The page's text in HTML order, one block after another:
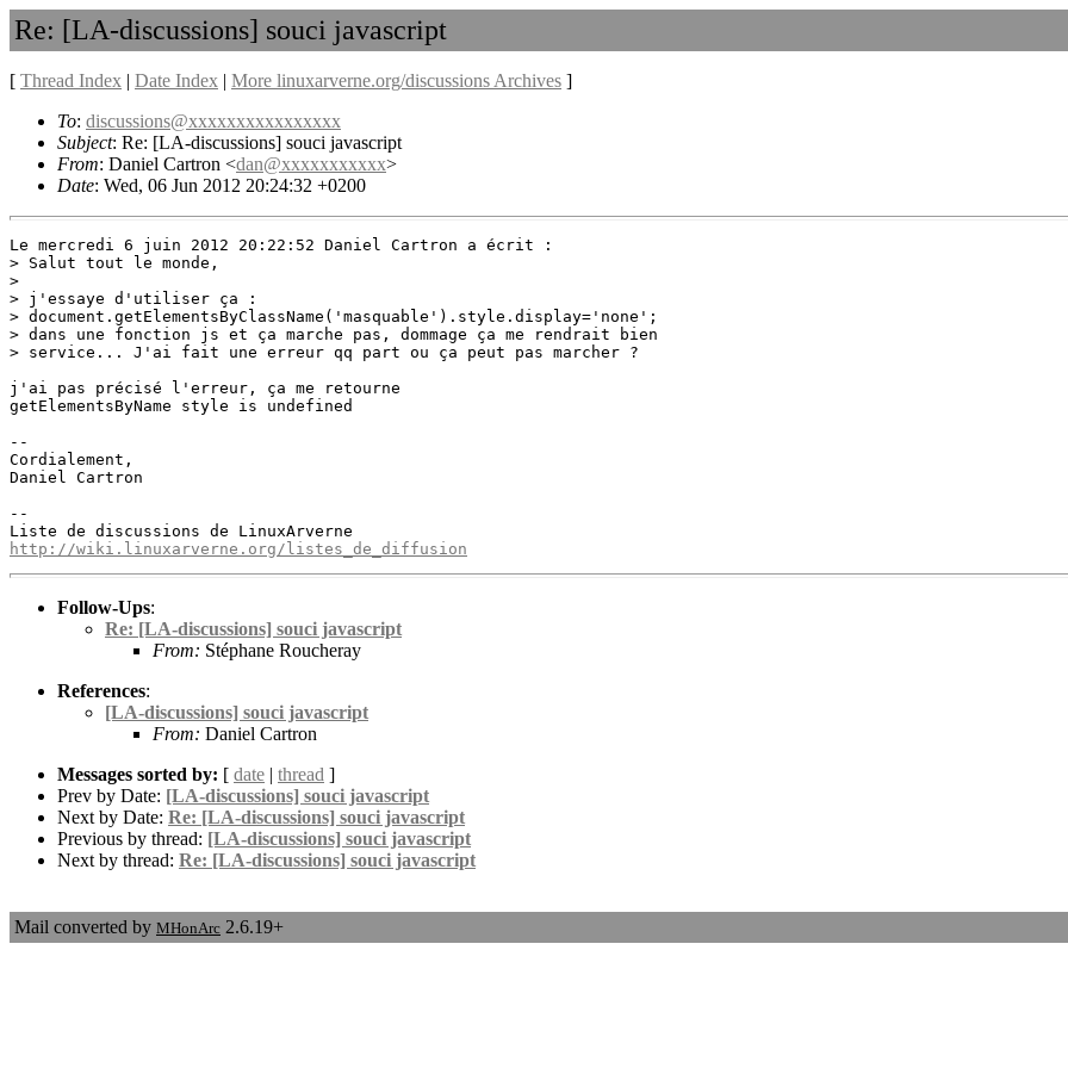
Re: [LA-discussions] souci javascript
[ Thread Index | Date Index | More linuxarverne.org/discussions Archives ]
To: discussions@xxxxxxxxxxxxxxxx
Subject: Re: [LA-discussions] souci javascript
From: Daniel Cartron <dan@xxxxxxxxxxx>
Date: Wed, 06 Jun 2012 20:24:32 +0200
Le mercredi 6 juin 2012 20:22:52 Daniel Cartron a écrit :
> Salut tout le monde,
>
> j'essaye d'utiliser ça :
> document.getElementsByClassName('masquable').style.display='none';
> dans une fonction js et ça marche pas, dommage ça me rendrait bien
> service... J'ai fait une erreur qq part ou ça peut pas marcher ?
j'ai pas précisé l'erreur, ça me retourne
getElementsByName style is undefined
--
Cordialement,
Daniel Cartron
--
http://wiki.linuxarverne.org/listes_de_diffusion
Follow-Ups:
Re: [LA-discussions] souci javascript
From: Stéphane Roucheray
References:
[LA-discussions] souci javascript
From: Daniel Cartron
Messages sorted by: [ date | thread ]
Prev by Date: [LA-discussions] souci javascript
Next by Date: Re: [LA-discussions] souci javascript
Previous by thread: [LA-discussions] souci javascript
Next by thread: Re: [LA-discussions] souci javascript
Mail converted by MHonArc 2.6.19+